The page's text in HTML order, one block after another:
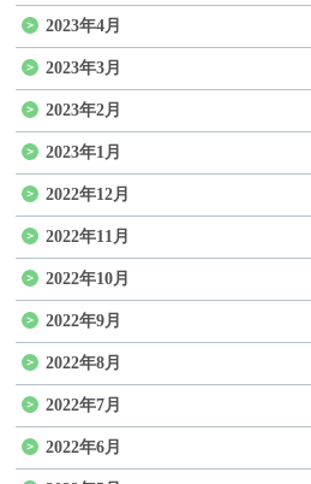
2023年4月
2023年3月
2023年2月
2023年1月
2022年12月
2022年11月
2022年10月
2022年9月
2022年8月
2022年7月
2022年6月